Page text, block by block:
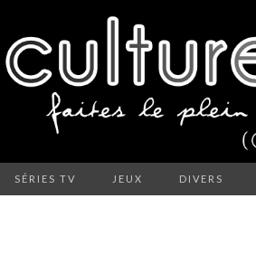
SÉRIES TV JEUX DIVERS